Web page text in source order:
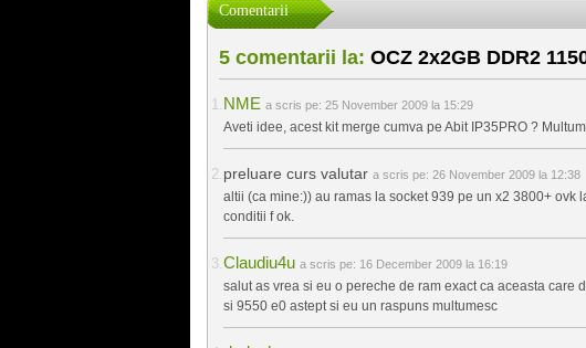
Comentarii
5 comentarii la: OCZ 2x2GB DDR2
NME a scris pe: 25 November 2009 la 15:29
Aveti idee, acest kit merge cumva pe Abit IP35PRO ?
preluare curs valutar a scris pe: 26 November 2009 la 12:38
altii (ca mine:)) au ramas la socket 939 pe un x2 3800+ ovk
conditii f ok.
Claudiu4u a scris pe: 16 December 2009 la 16:19
salut as vrea si eu o pereche de ram exact ca aceasta care
si 9550 e0 astept si eu un raspuns multumesc